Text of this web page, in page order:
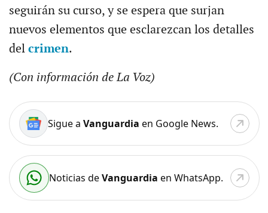
seguirán su curso, y se espera que surjan
nuevos elementos que esclarezcan los detalles
del crimen.
(Con información de La Voz)
Sigue a Vanguardia en Google News.
Noticias deVanguardia en WhatsApp.